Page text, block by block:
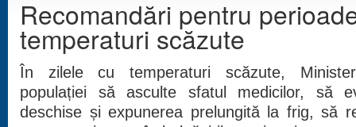
Recomandări pentru
temperaturi scăzute
În zilele cu temperaturi scăzute,
populației să asculte sfatul medicilor, să
deschise și expunerea prelungită la frig, să